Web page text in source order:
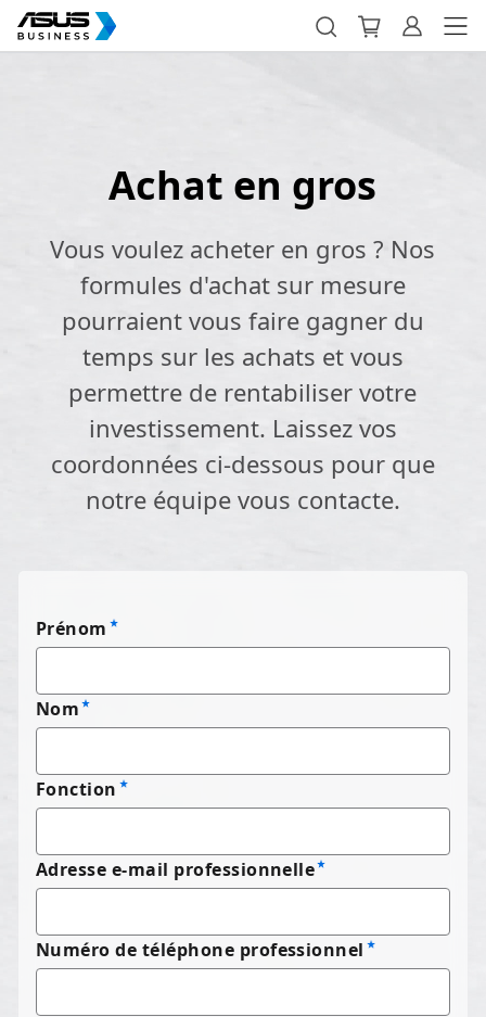
Achat en gros
Vous voulez acheter en gros ? Nos
formules d'achat sur mesure
pourraient vous faire gagner du
temps sur les achats et vous
permettre de rentabiliser votre
investissement. Laissez vos
coordonnées ci-dessous pour que
notre équipe vous contacte.
Prénom
Nom
Fonction
Adresse e-mail professionnelle
Numéro de téléphone professionnel